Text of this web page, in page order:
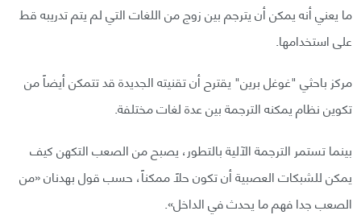
ما يعني أنه يمكن أن يترجم بين زوج من اللغات التي لم يتم تدريبه قط
على استخدامها.
مركز باحثي "غوغل برين" يقترح أن تقنيته الجديدة قد تتمكن أيضاً من
تكوين نظام يمكنه الترجمة بين عدة لغات مختلفة.
بينما تستمر الترجمة الآلية بالتطور، يصبح من الصعب التكهن كيف
يمكن للشبكات العصبية أن تكون حلاً ممكناً، حسب قول بهدنان «من
الصعب جدا فهم ما يحدث في الداخل».